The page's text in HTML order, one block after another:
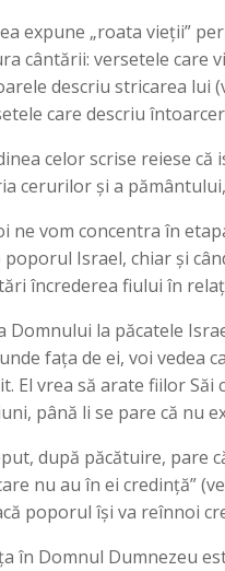
expune „roata vieții”
cântării: versetele care
descriu stricarea lui
care descriu
celor scrise reiese
cerurilor și a
ne vom concentra în
poporul Israel, chiar și
încrederea fiului în
Domnului la păcatele
fața de ei, voi vedea
El vrea să arate fiilor
până li se pare că nu
după păcătuire, pare
nu au în ei credință”
poporul își va reînnoi
în Domnul Dumnezeu